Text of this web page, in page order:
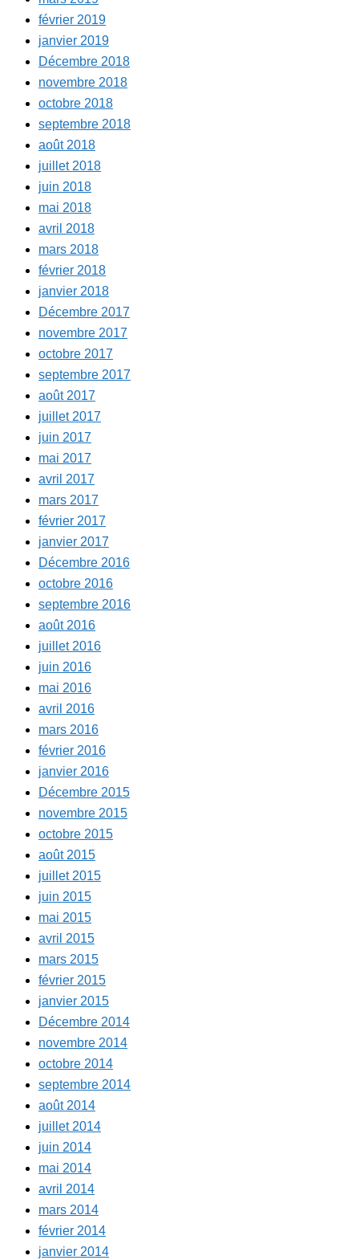
février 2019
janvier 2019
Décembre 2018
novembre 2018
octobre 2018
septembre 2018
août 2018
juillet 2018
juin 2018
mai 2018
avril 2018
mars 2018
février 2018
janvier 2018
Décembre 2017
novembre 2017
octobre 2017
septembre 2017
août 2017
juillet 2017
juin 2017
mai 2017
avril 2017
mars 2017
février 2017
janvier 2017
Décembre 2016
octobre 2016
septembre 2016
août 2016
juillet 2016
juin 2016
mai 2016
avril 2016
mars 2016
février 2016
janvier 2016
Décembre 2015
novembre 2015
octobre 2015
août 2015
juillet 2015
juin 2015
mai 2015
avril 2015
mars 2015
février 2015
janvier 2015
Décembre 2014
novembre 2014
octobre 2014
septembre 2014
août 2014
juillet 2014
juin 2014
mai 2014
avril 2014
mars 2014
février 2014
janvier 2014